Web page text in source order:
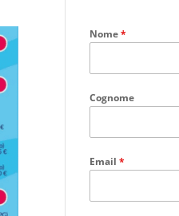
Nome*
Cognome
Email*